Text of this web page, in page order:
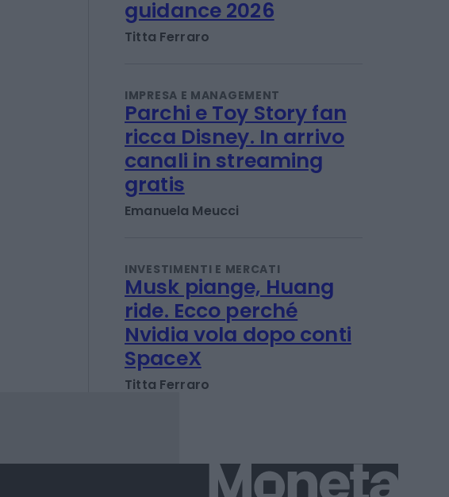
Banco Bpm: utile a 1,06
miliardi nel 1°
Titta Ferraro
IMPRESA E MANAGEMENT
Parchi e Toy Story fan
ricca Disney. In arrivo
Emanuela Meucci
INVESTIMENTI E MERCATI
Musk piange, Huang
ride. Ecco perché